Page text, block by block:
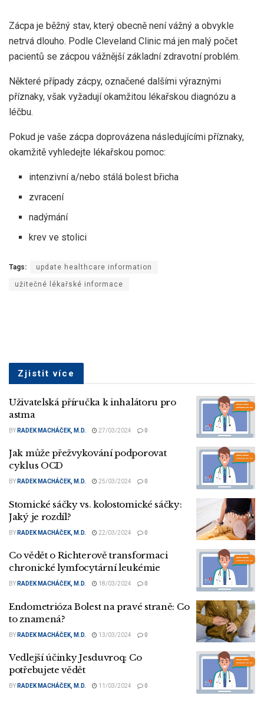
Zácpa je běžný stav, který obecně není vážný a obvykle
netrvá dlouho. Podle Cleveland Clinic má jen malý počet
pacientů se zácpou vážnější základní zdravotní problém.
Některé případy zácpy, označené dalšími výraznými
příznaky, však vyžadují okamžitou lékařskou diagnózu a
léčbu.
Pokud je vaše zácpa doprovázena následujícími příznaky,
okamžitě vyhledejte lékařskou pomoc:
intenzivní a/nebo stálá bolest břicha
zvracení
nadýmání
krev ve stolici
Tags: update healthcare information
užitečné lékařské informace
Zjistit více
Uživatelská příručka k inhalátoru pro
astma
BY RADEK MACHÁČEK, M.D. 27/03/2024 0
Jak může přežvykování podporovat
cyklus OCD
BY RADEK MACHÁČEK, M.D. 25/03/2024 0
Stomické sáčky vs. kolostomické sáčky:
Jaký je rozdíl?
BY RADEK MACHÁČEK, M.D. 22/03/2024 0
Co vědět o Richterově transformaci
chronické lymfocytární leukémie
BY RADEK MACHÁČEK, M.D. 18/03/2024 0
Endometrióza Bolest na pravé straně: Co
to znamená?
BY RADEK MACHÁČEK, M.D. 13/03/2024 0
Vedlejší účinky Jesduvroq: Co
potřebujete vědět
BY RADEK MACHÁČEK, M.D. 11/03/2024 0